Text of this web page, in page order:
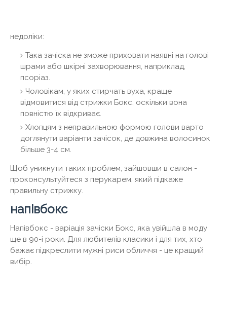
недоліки:
Така зачіска не зможе приховати наявні на голові
шрами або шкірні захворювання, наприклад,
псоріаз.
Чоловікам, у яких стирчать вуха, краще
відмовитися від стрижки Бокс, оскільки вона
повністю їх відкриває.
Хлопцям з неправильною формою голови варто
доглянути варіанти зачісок, де довжина волосинок
більше 3-4 см.
Щоб уникнути таких проблем, зайшовши в салон -
проконсультуйтеся з перукарем, який підкаже
правильну стрижку.
напівбокс
Напівбокс - варіація зачіски Бокс, яка увійшла в моду
ще в 90-і роки. Для любителів класики і для тих, хто
бажає підкреслити мужні риси обличчя - це кращий
вибір.